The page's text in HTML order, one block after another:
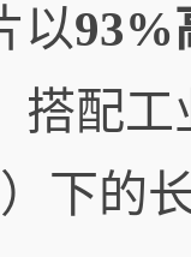
以93%
搭配
下的